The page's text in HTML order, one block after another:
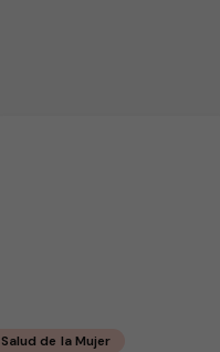
Salud de la Mujer